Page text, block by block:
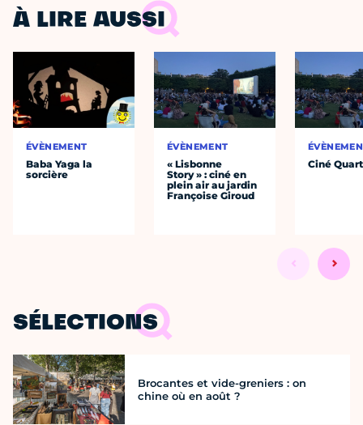
À LIRE AUSSI
ÉVÈNEMENT
Baba Yaga la
sorcière
ÉVÈNEMENT
« Lisbonne
Story » : ciné en
plein air au jardin
Françoise Giroud
Ciné
SÉLECTIONS
Brocantes et vide-greniers : on
chine où en août ?